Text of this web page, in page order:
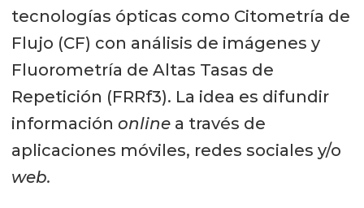
tecnologías ópticas como Citometría de
Flujo (CF) con análisis de imágenes y
Fluorometría de Altas Tasas de
Repetición (FRRf3). La idea es difundir
información onlinea través de
aplicaciones móviles, redes sociales y/o
web.